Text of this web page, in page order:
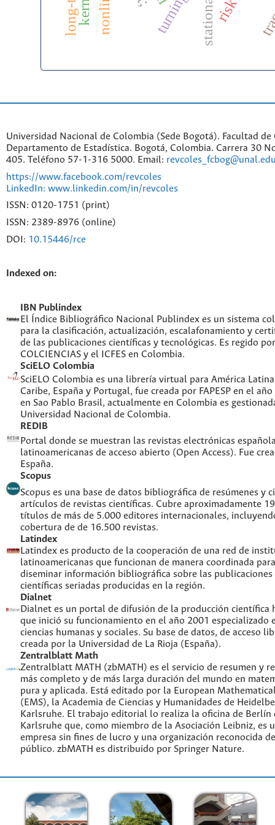
Universidad Nacional de Colombia (Sede Bogotá). Facultad de
Departamento de Estadística. Bogotá, Colombia. Carrera 30
405. Teléfono 57-1-316 5000. Email:
https://www.facebook.com/revcoles
LinkedIn: www.linkedin.com/in/revcoles
ISSN: 0120-1751 (print)
ISSN: 2389-8976 (online)
DOI: 10.15446/rce
Indexed on:
IBN Publindex
El Índice Bibliográfico Nacional Publindex es un sistema
para la clasificación, actualización, escalafonamiento y
de las publicaciones científicas y tecnológicas. Es regido por
COLCIENCIAS y el ICFES en Colombia.
SciELO Colombia
SciELO Colombia es una librería virtual para América
Caribe, España y Portugal, fue creada por FAPESP en el
en Sao Pablo Brasil, actualmente en Colombia es
Universidad Nacional de Colombia.
REDIB
Portal donde se muestran las revistas electrónicas
latinoamericanas de acceso abierto (Open Access). Fue
España.
Scopus
Scopus es una base de datos bibliográfica de resúmenes y
artículos de revistas científicas. Cubre aproximadamente
títulos de más de 5.000 editores internacionales,
cobertura de de 16.500 revistas.
Latindex
Latindex es producto de la cooperación de una red de
latinoamericanas que funcionan de manera coordinada
diseminar información bibliográfica sobre las publicaciones
científicas seriadas producidas en la región.
Dialnet
Dialnet es un portal de difusión de la producción científica
que inició su funcionamiento en el año 2001 especializado
ciencias humanas y sociales. Su base de datos, de acceso
creada por la Universidad de La Rioja (España).
Zentralblatt Math
Zentralblatt MATH (zbMATH) es el servicio de resumen y
más completo y de más larga duración del mundo en
pura y aplicada. Está editado por la European
(EMS), la Academia de Ciencias y Humanidades de
Karlsruhe. El trabajo editorial lo realiza la oficina de Berlín
Karlsruhe que, como miembro de la Asociación Leibniz, es
empresa sin fines de lucro y una organización reconocida
público. zbMATH es distribuido por Springer Nature.